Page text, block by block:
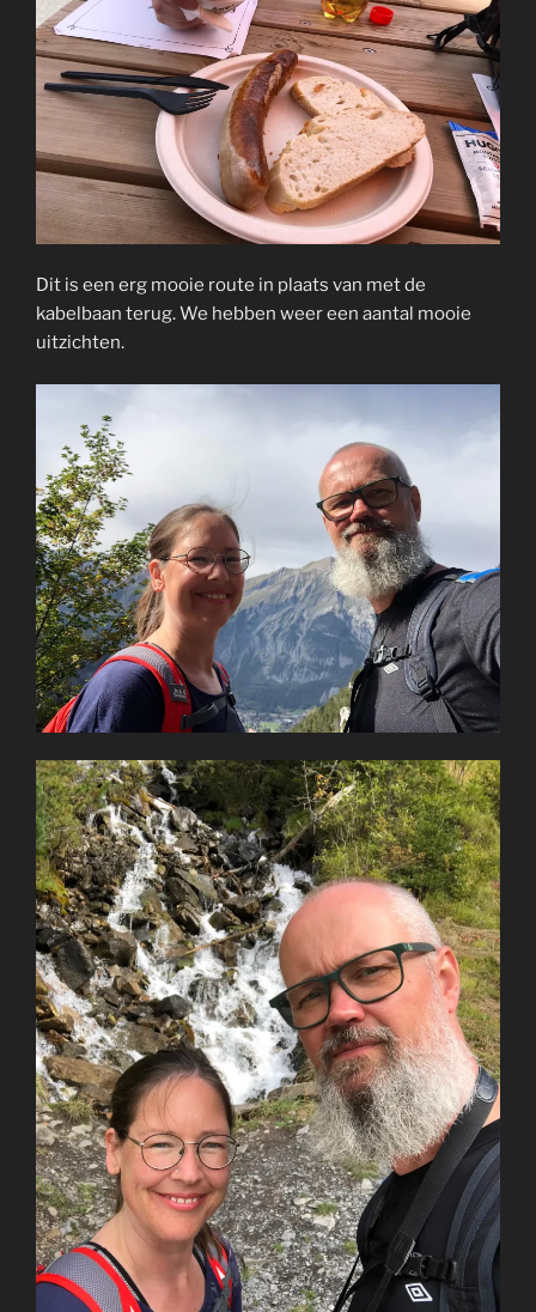
Dit is een erg mooie route in plaats van met de
kabelbaan terug. We hebben weer een aantal mooie
uitzichten.